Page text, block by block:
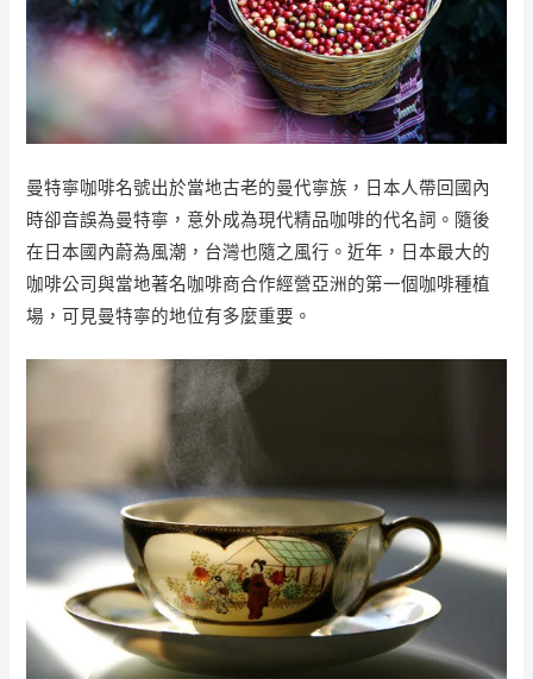
曼特寧咖啡名號出於當地古老的曼代寧族，日本人帶回國內
時卻音誤為曼特寧，意外成為現代精品咖啡的代名詞。隨後
在日本國內蔚為風潮，台灣也隨之風行。近年，日本最大的
咖啡公司與當地著名咖啡商合作經營亞洲的第一個咖啡種植
場，可見曼特寧的地位有多麼重要。